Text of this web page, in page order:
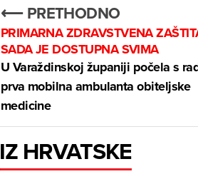
⟵ PRETHODNO
PRIMARNA ZDRAVSTVENA
SADA JE DOSTUPNA SVIMA
U Varaždinskoj županiji počela s
prva mobilna ambulanta obiteljske
medicine
IZ HRVATSKE